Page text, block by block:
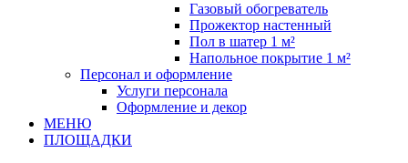
Газовый обогреватель
Прожектор настенный
Пол в шатер 1 м²
Напольное покрытие 1 м²
Персонал и оформление
Услуги персонала
Оформление и декор
МЕНЮ
ПЛОЩАДКИ